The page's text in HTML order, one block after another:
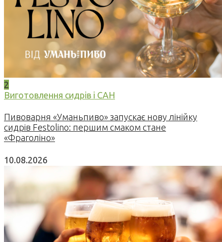
2
Виготовлення сидрів і САН
Пивоварня «Уманьпиво» запускає нову лінійку
сидрів Festolino: першим смаком стане
«Фраголіно»
10.08.2026